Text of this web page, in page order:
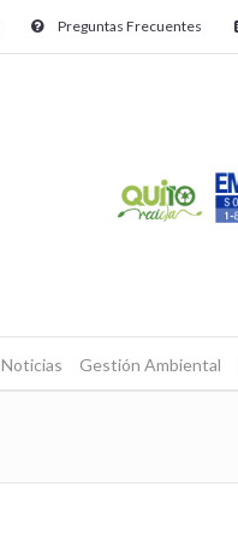
Preguntas Frecuentes
Noticias Gestión Ambiental